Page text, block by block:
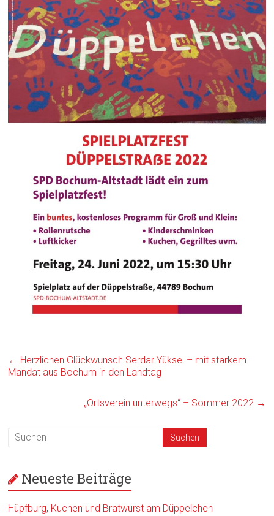
← Herzlichen Glückwunsch Serdar Yüksel – mit starkem
Mandat aus Bochum in den Landtag
„Ortsverein unterwegs“ – Sommer 2022 →
Neueste Beiträge
Hüpfburg, Kuchen und Bratwurst am Düppelchen